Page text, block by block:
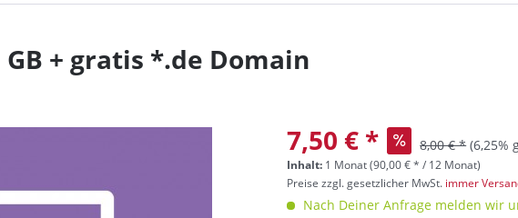
GB + gratis *.de Domain
7,50 € * 8,00 € * (6,25%
Inhalt: 1 Monat (90,00 €* / 12 Monat)
Preise zzgl. gesetzlicher MwSt. immer
Nach Deiner Anfrage melden wir